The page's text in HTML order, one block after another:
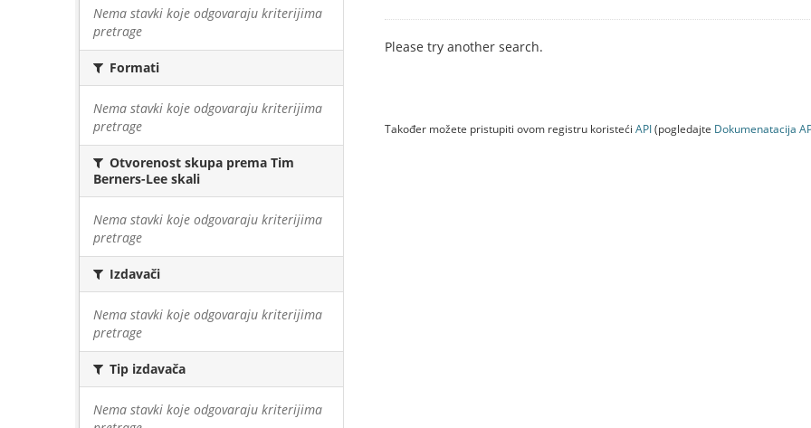
Nema stavki koje odgovaraju kriterijima
pretrage
Formati
Nema stavki koje odgovaraju kriterijima
pretrage
Otvorenost skupa prema Tim
Berners-Lee skali
Nema stavki koje odgovaraju kriterijima
pretrage
Izdavači
Nema stavki koje odgovaraju kriterijima
pretrage
Tip izdavača
Nema stavki koje odgovaraju kriterijima
Please try another search.
Također možete pristupiti ovom registru koristeći API(pogledajte Dokumenаtаcijа